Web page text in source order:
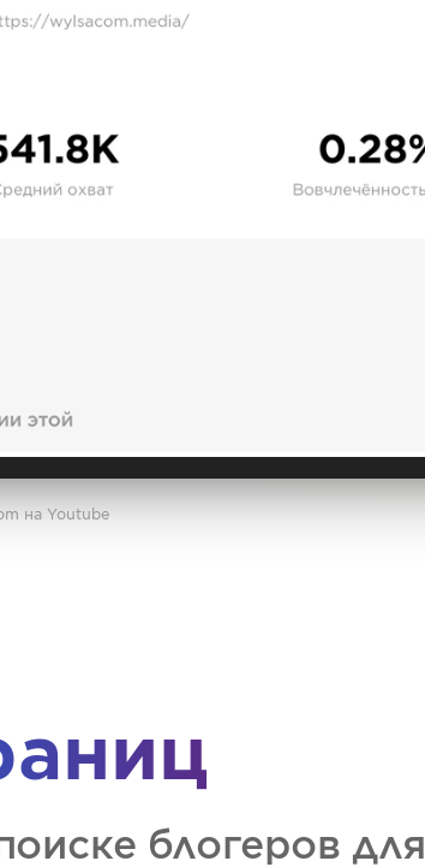
на Youtube
блогеров для